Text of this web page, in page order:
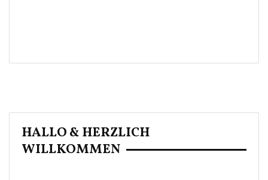
HALLO & HERZLICH
WILLKOMMEN